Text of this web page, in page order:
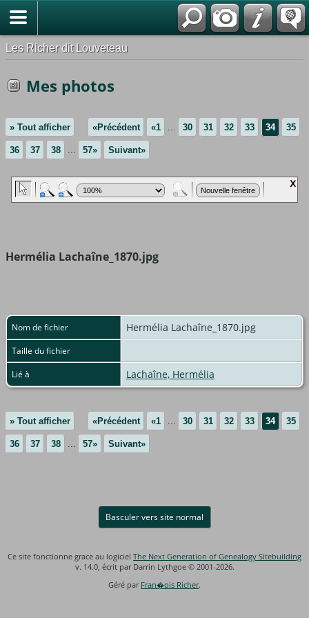
Les Richer dit Louveteau
Mes photos
» Tout afficher «Précédent «1 ... 30 31 32 33 34 35
36 37 38 ... 57» Suivant»
Hermélia Lachaîne_1870.jpg
Nom de fichier Hermélia Lachaîne_1870.jpg
Taille du fichier
Lié à
Lachaîne, Hermélia
» Tout afficher «Précédent «1 30 31 32 33 34 35
36 37 38 57» Suivant»
Basculer vers site normal
Ce site fonctionne grace au logiciel The Next Generation of Genealogy Sitebuilding
v. 14.0, écrit par Darrin Lythgoe © 2001-2026.
Géré par Fran�ois Richer.